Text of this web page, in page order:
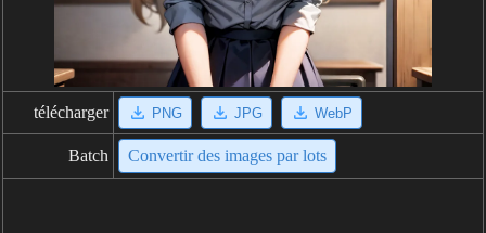
télécharger PNG JPG WebP
Batch Convertir des images par lots